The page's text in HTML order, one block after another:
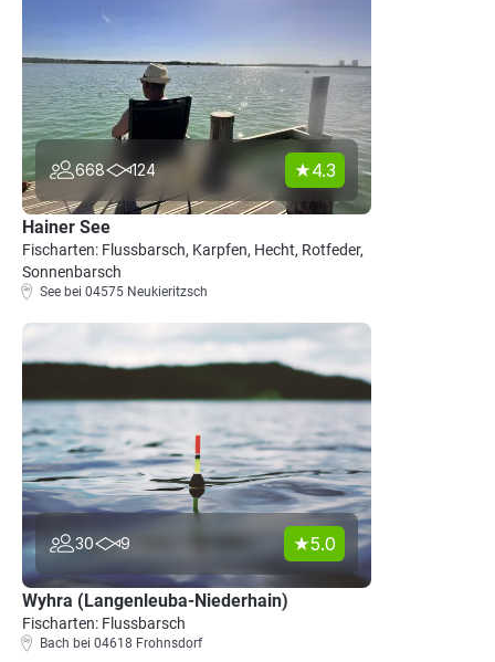
668 124 4.3
Hainer See
Fischarten: Flussbarsch, Karpfen, Hecht, Rotfeder,
Sonnenbarsch
See bei 04575 Neukieritzsch
30 9 5.0
Wyhra (Langenleuba-Niederhain)
Fischarten: Flussbarsch
Bach bei 04618 Frohnsdorf